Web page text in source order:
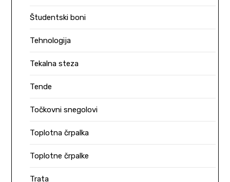
Študentski boni
Tehnologija
Tekalna steza
Tende
Točkovni snegolovi
Toplotna črpalka
Toplotne črpalke
Trata